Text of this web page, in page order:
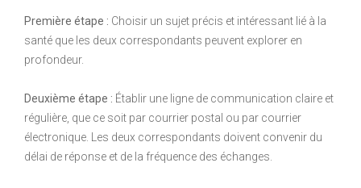
Première étape : Choisir un sujet précis et intéressant lié à la
santé que les deux correspondants peuvent explorer en
profondeur.
Deuxième étape : Établir une ligne de communication claire et
régulière, que ce soit par courrier postal ou par courrier
électronique. Les deux correspondants doivent convenir du
délai de réponse et de la fréquence des échanges.